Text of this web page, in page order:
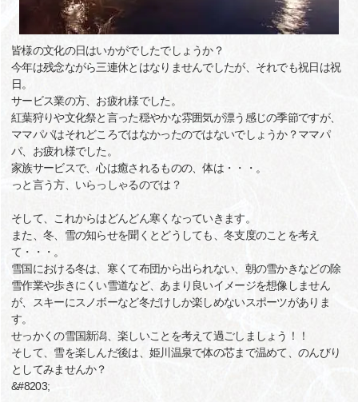
皆様の文化の日はいかがでしたでしょうか？
今年は残念ながら三連休とはなりませんでしたが、それでも祝日は祝
日。
サービス業の方、お疲れ様でした。
紅葉狩りや文化祭と言った穏やかな雰囲気が漂う感じの季節ですが、
ママパパはそれどころではなかったのではないでしょうか？ママパ
パ、お疲れ様でした。
家族サービスで、心は癒されるものの、体は・・・。
っと言う方、いらっしゃるのでは？
そして、これからはどんどん寒くなっていきます。
また、冬、雪の知らせを聞くとどうしても、冬支度のことを考え
て・・・。
雪国における冬は、寒くて布団から出られない、朝の雪かきなどの除
雪作業や歩きにくい雪道など、あまり良いイメージを想像しません
が、スキーにスノボーなど冬だけしか楽しめないスポーツがありま
す。
せっかくの雪国新潟、楽しいことを考えて過ごしましょう！！
そして、雪を楽しんだ後は、姫川温泉で体の芯まで温めて、のんびり
としてみませんか？
&#8203;